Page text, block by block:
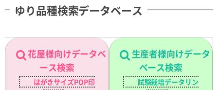
ゆり品種検索データベース
花屋様向けデータベ
ース検索
はがきサイズPOP印
生産者様向けデータ
ベース検索
試験栽培データリン